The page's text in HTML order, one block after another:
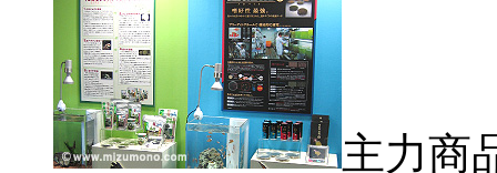
主力商